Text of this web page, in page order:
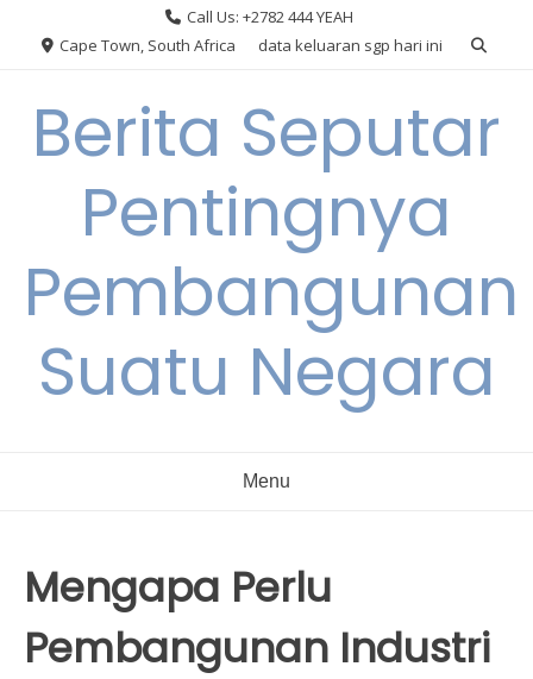
Call Us: +2782 444 YEAH
Cape Town, South Africa
data keluaran sgp hari ini
Berita Seputar
Pentingnya
Pembangunan
Suatu Negara
Menu
Mengapa Perlu
Pembangunan Industri